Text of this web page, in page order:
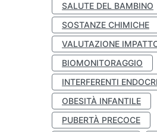
SALUTE DEL BAMBINO
SOSTANZE CHIMICHE
VALUTAZIONE
BIOMONITORAGGIO
INTERFERENTI
OBESITÀ INFANTILE
PUBERTÀ PRECOCE